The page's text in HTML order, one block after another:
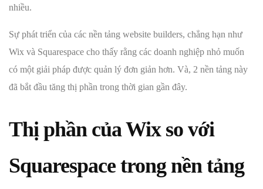
nhiều.
Sự phát triển của các nền tảng website builders, chẳng hạn như
Wix và Squarespace cho thấy rằng các doanh nghiệp nhỏ muốn
có một giải pháp được quản lý đơn giản hơn. Và, 2 nền tảng này
đã bắt đầu tăng thị phần trong thời gian gần đây.
Thị phần của Wix so với
Squarespace trong nền tảng